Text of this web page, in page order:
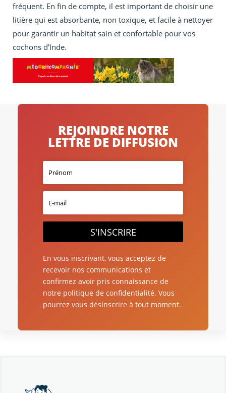
fréquent. En fin de compte, il est important de choisir une
litière qui est absorbante, non toxique, et facile à nettoyer
pour garantir un habitat sain et confortable pour vos
cochons d’Inde.
REJOINDRE NOTRE
LETTRE DE DIFFUSION
S'INSCRIRE
En vous inscrivant, vous acceptez de
recevoir nos communications et
confirmez avoir pris connaissance de
notre politique de confidentialité. Vous
pourrez vous désinscrire à tout moment.